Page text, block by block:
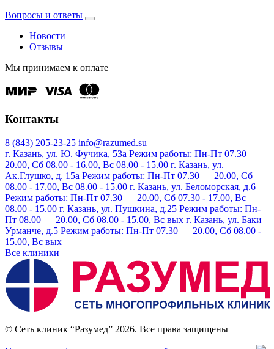
Вопросы и ответы
Новости
Отзывы
Мы принимаем к оплате
Контакты
8 (843) 205-23-25 info@razumed.su
г. Казань, ул. Ю. Фучика, 53а Режим работы: Пн-Пт 07.30 —
20.00, Сб 08.00 - 16.00, Вс 08.00 - 15.00 г. Казань, ул.
Ак.Глушко, д. 15а Режим работы: Пн-Пт 07.30 — 20.00, Сб
08.00 - 17.00, Вс 08.00 - 15.00 г. Казань, ул. Беломорская, д.6
Режим работы: Пн-Пт 07.30 — 20.00, Сб 07.30 - 17.00, Вс
08.00 - 15.00 г. Казань, ул. Пушкина, д.25 Режим работы: Пн-
Пт 08.00 — 20.00, Сб 08.00 - 15.00, Вс вых г. Казань, ул. Баки
Урманче, д.5 Режим работы: Пн-Пт 07.30 — 20.00, Сб 08.00 -
15.00, Вс вых
Все клиники
© Сеть клиник “Разумед” 2026. Все права защищены